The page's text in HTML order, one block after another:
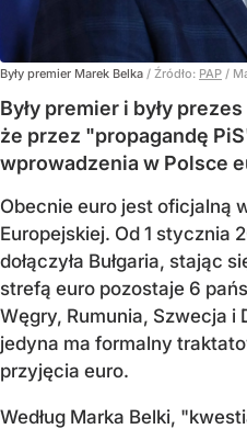
Były premier Marek Belka / Źródło: PAP /
Były premier i były
że przez "propagandę
wprowadzenia w Polsce
Obecnie euro jest oficjalną
Europejskiej. Od 1 stycznia
dołączyła Bułgaria, stając
strefą euro pozostaje 6
Węgry, Rumunia, Szwecja i
jedyna ma formalny
przyjęcia euro.
Według Marka Belki,